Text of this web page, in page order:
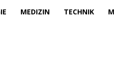
MEDIZIN TECHNIK